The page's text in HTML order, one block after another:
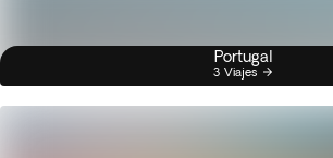
Portugal
3 Viajes